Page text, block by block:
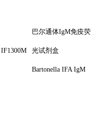
IF1300M
巴尔通体IgM免疫荧
光试剂盒
Bartonella IFA IgM